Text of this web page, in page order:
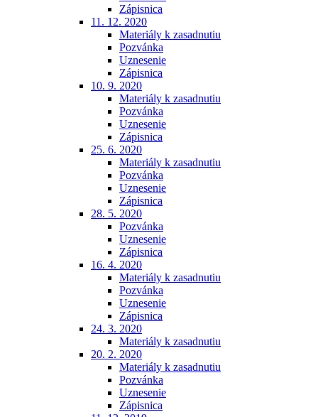
Zápisnica
11. 12. 2020
Materiály k zasadnutiu
Pozvánka
Uznesenie
Zápisnica
10. 9. 2020
Materiály k zasadnutiu
Pozvánka
Uznesenie
Zápisnica
25. 6. 2020
Materiály k zasadnutiu
Pozvánka
Uznesenie
Zápisnica
28. 5. 2020
Pozvánka
Uznesenie
Zápisnica
16. 4. 2020
Materiály k zasadnutiu
Pozvánka
Uznesenie
Zápisnica
24. 3. 2020
Materiály k zasadnutiu
20. 2. 2020
Materiály k zasadnutiu
Pozvánka
Uznesenie
Zápisnica